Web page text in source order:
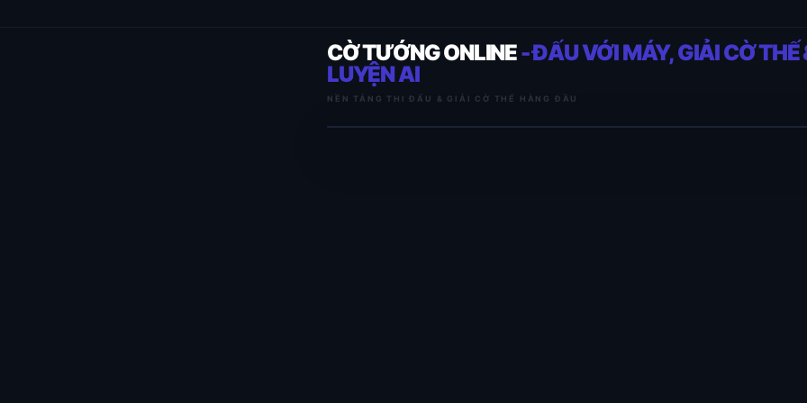
CỜ TƯỚNG ONLINE- ĐẤU VỚI MÁY, GIẢI CỜ THẾ
LUYỆN AI
NỀN TẢNG THI ĐẤU & GIẢI CỜ THẾ HÀNG ĐẦU